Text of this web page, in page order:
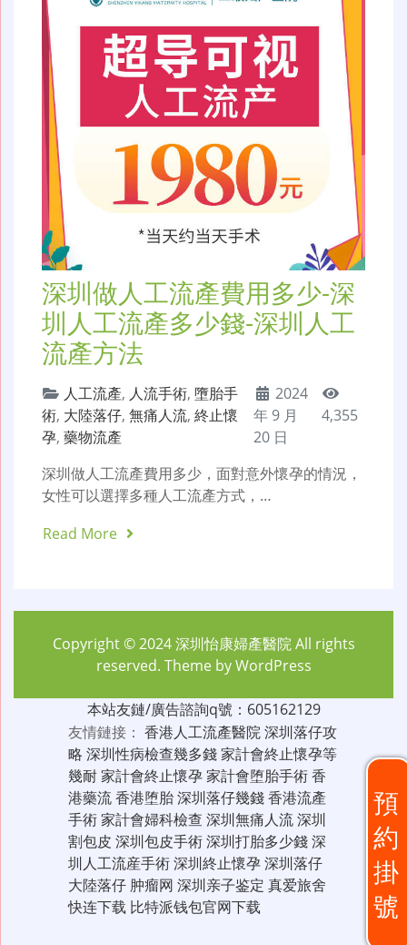
深圳做人工流產費用多少-深
圳人工流產多少錢-深圳人工
流產方法
人工流產, 人流手術, 墮胎手
術, 大陸落仔, 無痛人流, 終止懷
孕, 藥物流產
2024
年 9 月
20 日
4,355
深圳做人工流產費用多少，面對意外懷孕的情況，
女性可以選擇多種人工流產方式，…
Read More
預
約
掛
號
Copyright © 2024深圳怡康婦產醫院All rights
reserved. Theme byWordPress
本站友鏈/廣告諮詢q號：605162129
友情鏈接： 香港人工流產醫院深圳落仔攻
略 深圳性病檢查幾多錢家計會終止懷孕等
幾耐家計會終止懷孕家計會堕胎手術香
港藥流香港堕胎深圳落仔幾錢香港流產
手術家計會婦科檢查 深圳無痛人流深圳
割包皮 深圳包皮手術深圳打胎多少錢深
圳人工流産手術深圳終止懷孕深圳落仔
大陸落仔 肿瘤网 深圳亲子鉴定 真爱旅舍
快连下载 比特派钱包官网下载